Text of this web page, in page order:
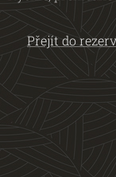
Přejít do